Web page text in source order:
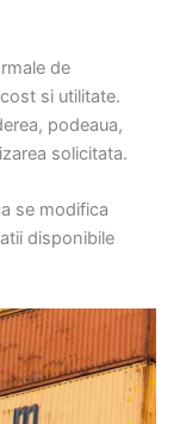
de
si utilitate.
podeaua,
solicitata.
se modifica
disponibile